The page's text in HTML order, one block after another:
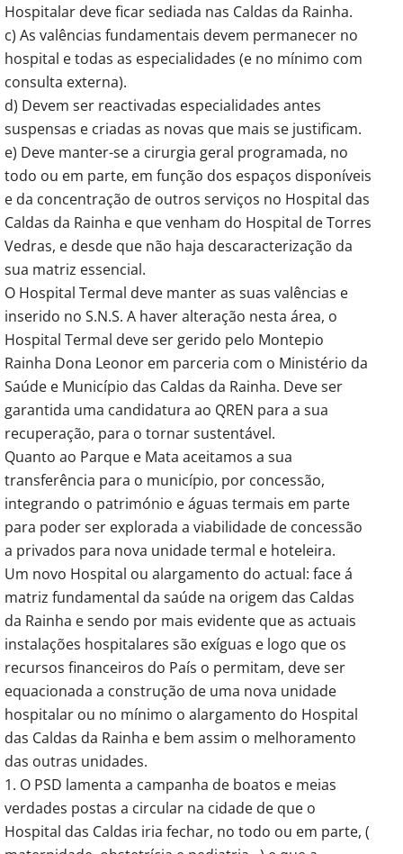
Hospitalar deve ficar sediada nas Caldas da Rainha.
c) As valências fundamentais devem permanecer no
hospital e todas as especialidades (e no mínimo com
consulta externa).
d) Devem ser reactivadas especialidades antes
suspensas e criadas as novas que mais se justificam.
e) Deve manter-se a cirurgia geral programada, no
todo ou em parte, em função dos espaços disponíveis
e da concentração de outros serviços no Hospital das
Caldas da Rainha e que venham do Hospital de Torres
Vedras, e desde que não haja descaracterização da
sua matriz essencial.
O Hospital Termal deve manter as suas valências e
inserido no S.N.S. A haver alteração nesta área, o
Hospital Termal deve ser gerido pelo Montepio
Rainha Dona Leonor em parceria com o Ministério da
Saúde e Município das Caldas da Rainha. Deve ser
garantida uma candidatura ao QREN para a sua
recuperação, para o tornar sustentável.
Quanto ao Parque e Mata aceitamos a sua
transferência para o município, por concessão,
integrando o património e águas termais em parte
para poder ser explorada a viabilidade de concessão
a privados para nova unidade termal e hoteleira.
Um novo Hospital ou alargamento do actual: face á
matriz fundamental da saúde na origem das Caldas
da Rainha e sendo por mais evidente que as actuais
instalações hospitalares são exíguas e logo que os
recursos financeiros do País o permitam, deve ser
equacionada a construção de uma nova unidade
hospitalar ou no mínimo o alargamento do Hospital
das Caldas da Rainha e bem assim o melhoramento
das outras unidades.
1. O PSD lamenta a campanha de boatos e meias
verdades postas a circular na cidade de que o
Hospital das Caldas iria fechar, no todo ou em parte, (